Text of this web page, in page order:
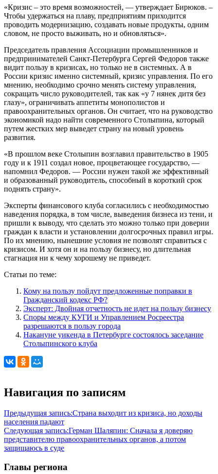
«Кризис – это время возможностей, — утверждает Бирюков. –
Чтобы удержаться на плаву, предприятиям приходится
проводить модернизацию, создавать новые продукты, одним
словом, не просто выживать, но и обновляться».
Председатель правления Ассоциации промышленников и
предпринимателей Санкт-Петербурга Сергей Федоров также
видит пользу в кризисах, но только не в системных. А в
России кризис именно системный, кризис управления. По его
мнению, необходимо срочно менять систему управления,
сокращать число руководителей, так как «у 7 нянек дитя без
глазу», ограничивать аппетиты монополистов и
правоохранительных органов. Он считает, что на руководство
экономикой надо найти современного Столыпина, который
путем жестких мер выведет страну на новый уровень
развития.
«В прошлом веке Столыпин возглавил правительство в 1905
году и к 1911 создал новое, процветающее государство, —
напомнил Федоров. — России нужен такой же эффективный
и образованный руководитель, способный в короткий срок
поднять страну».
Эксперты финансового клуба согласились с необходимостью
наведения порядка, в том числе, выведения бизнеса из тени, и
пришли к выводу, что сделать это можно только при доверии
граждан к власти и установлении долгосрочных правил игры.
По их мнению, нынешние условия не позволят справиться с
кризисом. И хотя он и на пользу бизнесу, но длительная
стагнация ни к чему хорошему не приведет.
Статьи по теме:
Кому на пользу пойдут предложенные поправки в
Гражданский кодекс РФ?
Эксперт: Двойная отчетность не идет на пользу бизнесу
Споры между КУГИ и Управлением Росреестра
разрешаются в пользу города
Накануне уикенда в Петербурге состоялось заседание
Столыпинского клуба
Навигация по записям
Предыдущая запись:Страна выходит из кризиса, но доходы
населения падают
Следующая запись:Герман Шаляпин: Сначала я доверяю
представителю правоохранительных органов, а потом
защищаюсь в суде
Главы региона